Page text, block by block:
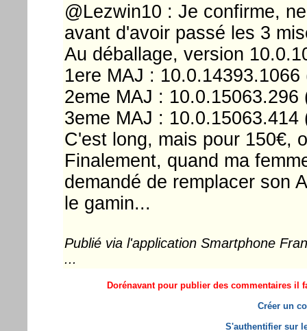
@Lezwin10 : Je confirme,
avant d'avoir passé les 3
Au déballage, version
1ere MAJ : 10.0.14393.1066
2eme MAJ : 10.0.15063.296
3eme MAJ : 10.0.15063.414
C'est long, mais pour 150€,
Finalement, quand ma
demandé de remplacer son
le gamin...
Publié via l'application Smartphone
...
Dorénavant pour publier des commentaires il
Créer un
S'authentifier sur